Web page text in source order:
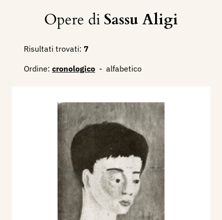
Opere diSassu Aligi
Risultati trovati: 7
Ordine: cronologico - alfabetico